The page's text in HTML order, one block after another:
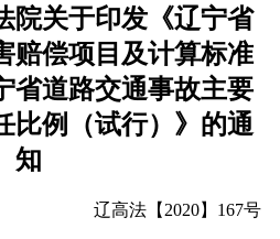
院关于印发《辽宁省
赔偿项目及计算标准
省道路交通事故主要
比例（试行）》的通
知
辽高法【2020】167号